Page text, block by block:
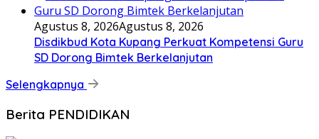
Agustus 8, 2026Agustus 8, 2026
Disdikbud Kota Kupang Perkuat Kompetensi Guru
SD Dorong Bimtek Berkelanjutan
Selengkapnya
Berita PENDIDIKAN